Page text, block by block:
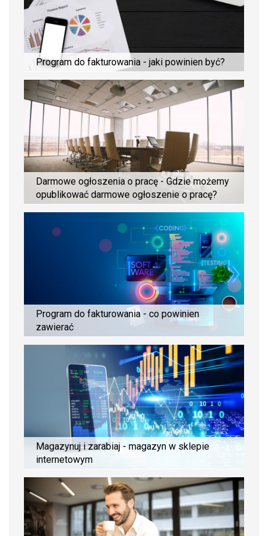
Program do fakturowania - jaki powinien być?
Darmowe ogłoszenia o pracę - Gdzie możemy
opublikować darmowe ogłoszenie o pracę?
Program do fakturowania - co powinien
zawierać
Magazynuj i zarabiaj - magazyn w sklepie
internetowym